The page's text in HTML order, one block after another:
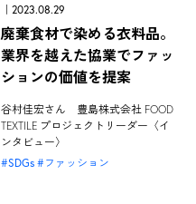
｜2023.08.29
廃棄食材で染める衣料品。
業界を越えた協業でファッ
ションの価値を提案
谷村佳宏さん 豊島株式会社 FOOD
TEXTILE プロジェクトリーダー〈イ
ンタビュー〉
SDGs
ファッション